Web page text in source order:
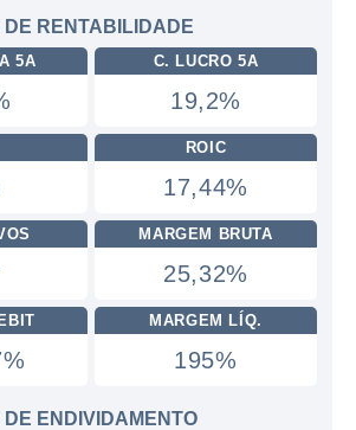
DE RENTABILIDADE
5A C. LUCRO 5A
19,2%
ROIC
17,44%
MARGEM BRUTA
25,32%
MARGEM LÍQ.
195%
DE ENDIVIDAMENTO